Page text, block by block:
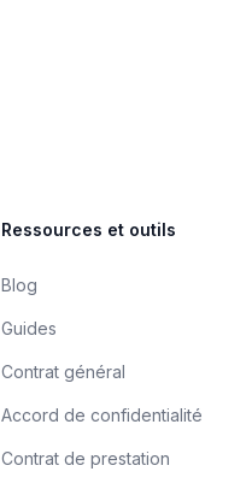
Ressources et outils
Blog
Guides
Contrat général
Accord de confidentialité
Contrat de prestation